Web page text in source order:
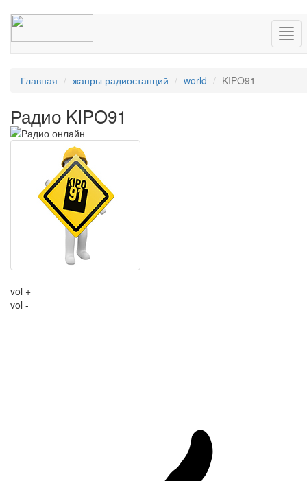
Главная жанры радиостанций world KIPO91
Радио KIPO91
vol +
vol -